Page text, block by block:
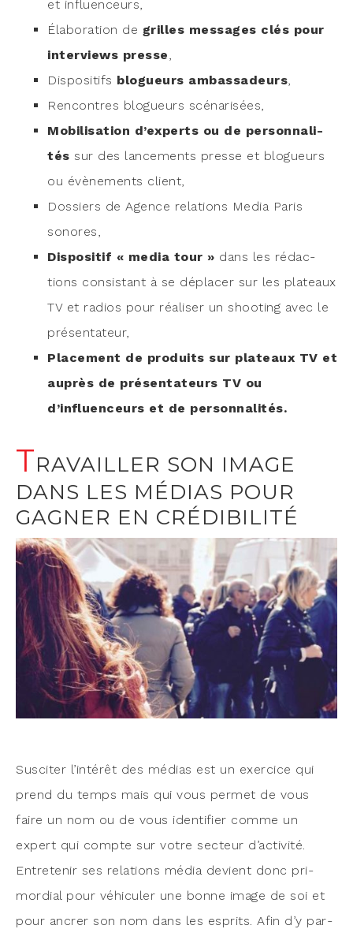
et influenceurs,
Éla­bo­ra­tion de grilles mes­sages clés pour
inter­views presse
Dis­po­si­tifs blo­gueurs ambas­sa­deurs
Ren­contres blo­gueurs scénarisées,
Mobi­li­sa­tion d’experts ou de per­son­na­li­
tés sur des lan­ce­ments presse et blo­gueurs
ou évè­ne­ments client,
Dos­siers de Agence rela­tions Media Paris
sonores,
Dis­po­si­tif « media tour » dans les rédac­
tions consis­tant à se dépla­cer sur les pla­teaux
TV et radios pour réa­li­ser un shoo­ting avec le
présentateur,
Pla­ce­ment de pro­duits sur pla­teaux TV et
auprès de pré­sen­ta­teurs TV ou
d’influenceurs et de personnalités.
TRAVAILLER SON IMAGE
DANS LES MÉDIAS POUR
GAGNER EN CRÉDIBILITÉ
Sus­ci­ter l’intérêt des médias est un exer­cice qui
prend du temps mais qui vous per­met de vous
faire un nom ou de vous iden­ti­fier comme un
expert qui compte sur votre sec­teur d’activité.
Entre­te­nir ses rela­tions média devient donc pri­
mor­dial pour véhi­cu­ler une bonne image de soi et
pour ancrer son nom dans les esprits. Afin d’y par­